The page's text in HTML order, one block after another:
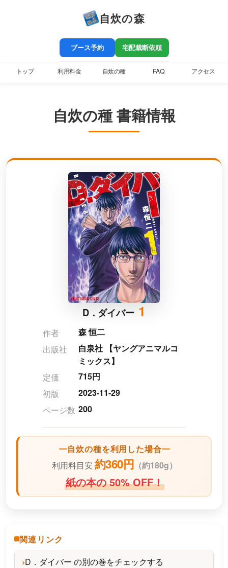
自炊の森
ブース予約 宅配裁断依頼
トップ 利用料金 自炊の種 FAQ アクセス
自炊の種 書籍情報
D．ダイバー 1
作者
森 恒二
出版社
白泉社 【ヤングアニマルコ
ミックス】
定価
715円
初版
2023-11-29
ページ数 200
自炊の種を利用した場合
利用料目安 約360円 （約180g）
紙の本の 50% OFF！
関連リンク
D．ダイバー の別の巻をチェックする